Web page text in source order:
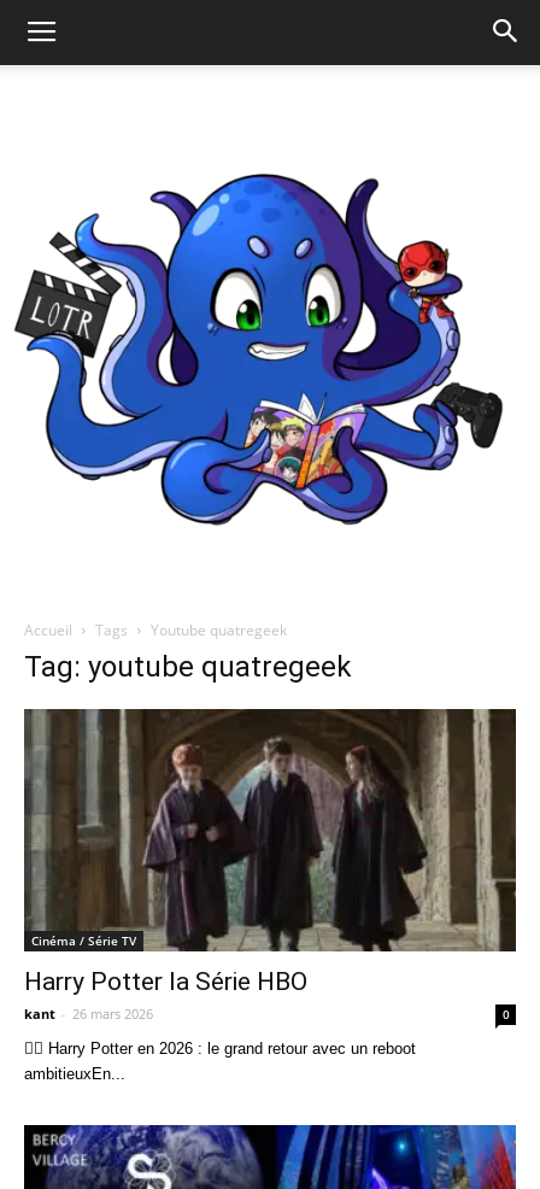
Quatregeek
Accueil Tags Youtube quatregeek
Tag: youtube quatregeek
Cinéma / Série TV
Harry Potter la Série HBO
kant - 26 mars 2026 0
🧙‍♂️ Harry Potter en 2026 : le grand retour avec un reboot
ambitieuxEn...